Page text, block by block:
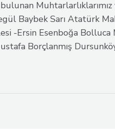
Baybek Sarı Atatürk
-Ersin Esenboğa
Borçlanmış